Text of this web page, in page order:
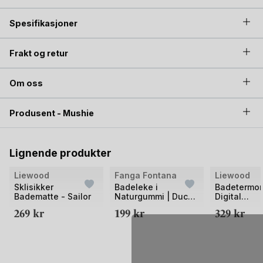
Spesifikasjoner
Frakt og retur
Om oss
Produsent - Mushie
Lignende produkter
Bilde
av
Liewood
Sklisikker
Badematte - Sailor
269 kr
Bilde
av
Fanga Fontana
Badeleke i
Naturgummi | Duck
199kr
Bilde
av
2
Liewood
Digital
| Kiera
329kr